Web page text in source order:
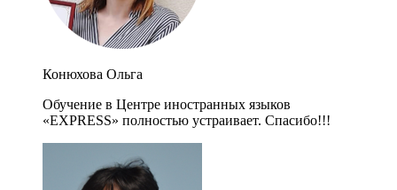
Конюхова Ольга
Обучение в Центре иностранных языков
«EXPRESS» полностью устраивает. Спасибо!!!